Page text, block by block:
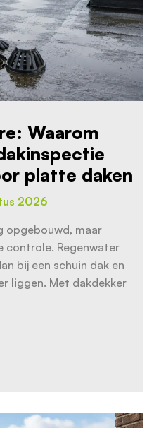
Waarom
platte daken
2026
opgebouwd, maar
controle. Regenwater
bij een schuin dak en
liggen. Met dakdekker